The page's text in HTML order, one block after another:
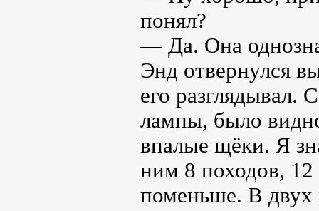
понял?
— Да. Она
Энд отвернулся
его разглядывал.
лампы, было
впалые щёки. Я
ним 8 походов, 12
поменьше. В двух